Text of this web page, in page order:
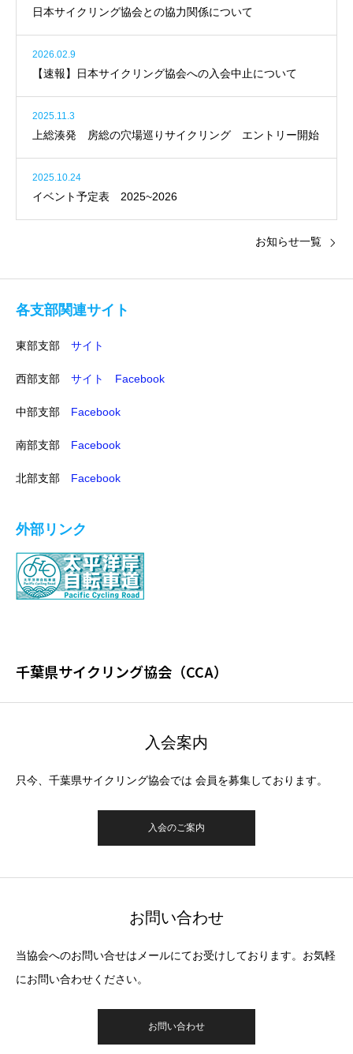
日本サイクリング協会との協力関係について
2026.02.9
【速報】日本サイクリング協会への入会中止について
2025.11.3
上総湊発 房総の穴場巡りサイクリング エントリー開始
2025.10.24
イベント予定表 2025~2026
お知らせ一覧
各支部関連サイト
東部支部 サイト
西部支部 サイト Facebook
中部支部 Facebook
南部支部 Facebook
北部支部 Facebook
外部リンク
千葉県サイクリング協会（CCA）
入会案内
只今、千葉県サイクリング協会では 会員を募集しております。
入会のご案内
お問い合わせ
当協会へのお問い合せはメールにてお受けしております。お気軽
にお問い合わせください。
お問い合わせ